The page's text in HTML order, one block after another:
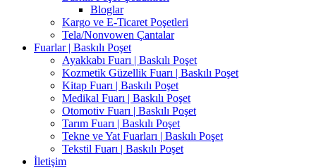
Bloglar
Kargo ve E-Ticaret Poşetleri
Tela/Nonvowen Çantalar
Fuarlar | Baskılı Poşet
Ayakkabı Fuarı | Baskılı Poşet
Kozmetik Güzellik Fuarı | Baskılı Poşet
Kitap Fuarı | Baskılı Poşet
Medikal Fuarı | Baskılı Poşet
Otomotiv Fuarı | Baskılı Poşet
Tarım Fuarı | Baskılı Poşet
Tekne ve Yat Fuarları | Baskılı Poşet
Tekstil Fuarı | Baskılı Poşet
İletişim